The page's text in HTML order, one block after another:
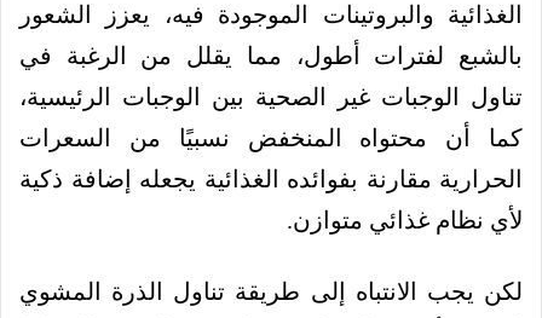
الغذائية والبروتينات الموجودة فيه، يعزز الشعور
بالشبع لفترات أطول، مما يقلل من الرغبة في
تناول الوجبات غير الصحية بين الوجبات الرئيسية،
كما أن محتواه المنخفض نسبيًا من السعرات
الحرارية مقارنة بفوائده الغذائية يجعله إضافة ذكية
لأي نظام غذائي متوازن.
لكن يجب الانتباه إلى طريقة تناول الذرة المشوي